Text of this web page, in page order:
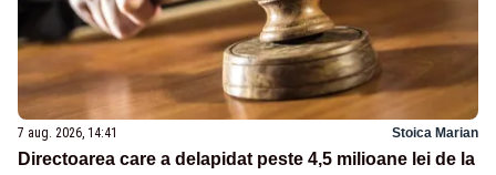
7 aug. 2026, 14:41 Stoica Marian
Directoarea care a delapidat peste 4,5 milioane lei de la